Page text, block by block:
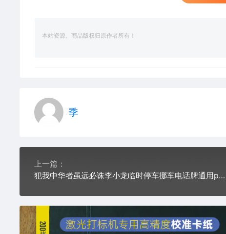
本站资源、商品版权归原作者所有！
季
上一篇：
犯我中华者虽远必诛李小龙临时停车挪车电话牌通用plt格式激光打标文件